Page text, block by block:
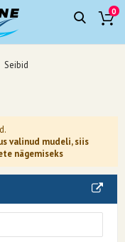
0
Seibid
valinud mudeli, siis
nägemiseks